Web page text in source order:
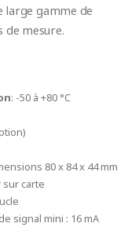
large gamme de
mesure.
: -50 à +80 °C
80 x 84 x 44 mm
sur carte
signal mini : 16 mA